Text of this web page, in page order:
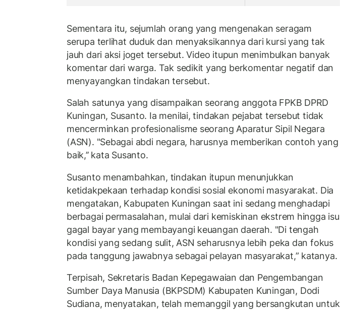
Sementara itu, sejumlah orang yang mengenakan seragam
serupa terlihat duduk dan menyaksikannya dari kursi yang tak
jauh dari aksi joget tersebut. Video itupun menimbulkan banyak
komentar dari warga. Tak sedikit yang berkomentar negatif dan
menyayangkan tindakan tersebut.
Salah satunya yang disampaikan seorang anggota FPKB DPRD
Kuningan, Susanto. Ia menilai, tindakan pejabat tersebut tidak
mencerminkan profesionalisme seorang Aparatur Sipil Negara
(ASN). "Sebagai abdi negara, harusnya memberikan contoh yang
baik,’’ kata Susanto.
Susanto menambahkan, tindakan itupun menunjukkan
ketidakpekaan terhadap kondisi sosial ekonomi masyarakat. Dia
mengatakan, Kabupaten Kuningan saat ini sedang menghadapi
berbagai permasalahan, mulai dari kemiskinan ekstrem hingga isu
gagal bayar yang membayangi keuangan daerah. "Di tengah
kondisi yang sedang sulit, ASN seharusnya lebih peka dan fokus
pada tanggung jawabnya sebagai pelayan masyarakat,” katanya.
Terpisah, Sekretaris Badan Kepegawaian dan Pengembangan
Sumber Daya Manusia (BKPSDM) Kabupaten Kuningan, Dodi
Sudiana, menyatakan, telah memanggil yang bersangkutan untuk